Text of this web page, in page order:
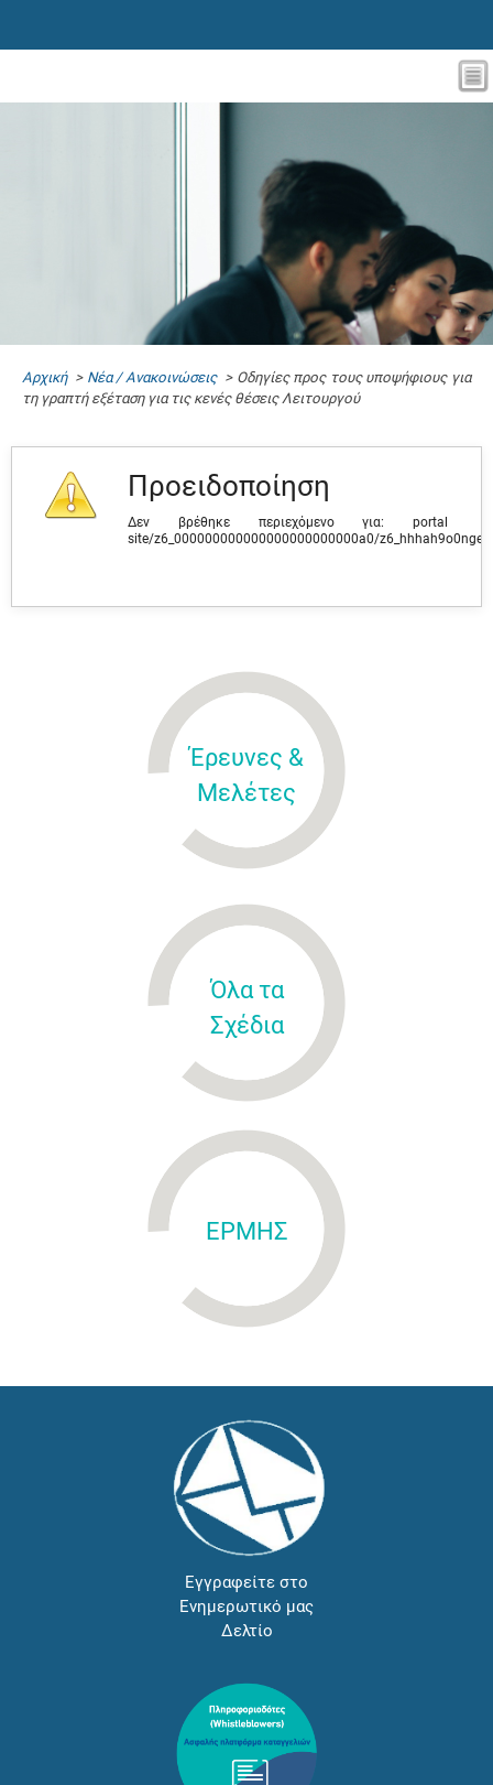
Αρχική> Νέα / Ανακοινώσεις> Οδηγίες προς τους υποψήφιους για
τη γραπτή εξέταση για τις κενές θέσεις Λειτουργού
Προειδοποίηση
Δεν βρέθηκε περιεχόμενο για: ‭portal
site/z6_000000000000000000000000a0/
Έρευνες &
Μελέτες
Όλα τα
Σχέδια
ΕΡΜΗΣ
Εγγραφείτε στο
Ενημερωτικό μας
Δελτίο